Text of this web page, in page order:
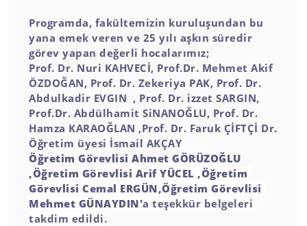
Programda, fakültemizin kuruluşundan bu
yana emek veren ve 25 yılı aşkın süredir
görev yapan değerli hocalarımız;
Prof. Dr. Nuri KAHVECİ, Prof.Dr. Mehmet Akif
ÖZDOĞAN, Prof. Dr. Zekeriya PAK, Prof. Dr.
Abdulkadir EVGIN , Prof. Dr. izzet SARGIN,
Prof.Dr. Abdülhamit SiNANOĞLU, Prof. Dr.
Hamza KARAOĞLAN ,Prof. Dr. Faruk ÇİFTÇİ Dr.
Öğretim üyesi İsmail AKÇAY
Öğretim Görevlisi Ahmet GÖRÜZOĞLU
,Öğretim Görevlisi Arif YÜCEL ,Öğretim
Görevlisi Cemal ERGÜN,Öğretim Görevlisi
Mehmet GÜNAYDIN'a teşekkür belgeleri
takdim edildi.